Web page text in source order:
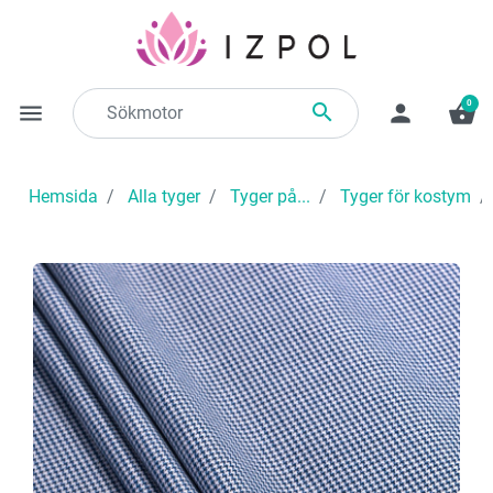
menu  person shopping_basket
0
Hemsida Alla tyger Tyger på... Tyger för kostym